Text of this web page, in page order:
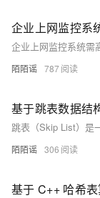
陌陌谣 787
陌陌谣 306